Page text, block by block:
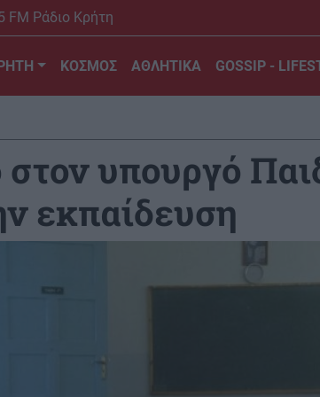
FM Ράδιο Κρήτη
ΚΟΣΜΟΣ ΑΘΛΗΤΙΚΑ GOSSIP -
υπουργό
εκπαίδευση